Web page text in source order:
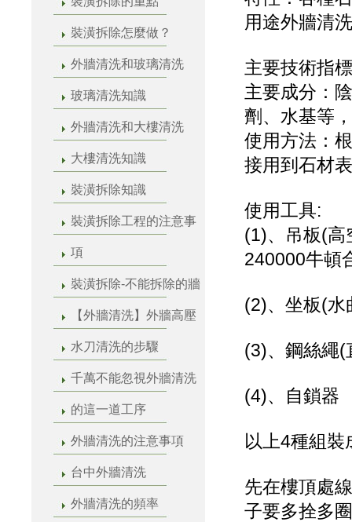
裝潢拆除怎麼做？
外牆清洗和玻璃清洗
玻璃清洗知識
外牆清洗和大樓清洗
大樓清洗知識
裝潢拆除知識
裝潢拆除工程的注意事
項
裝潢拆除-不能拆除的牆
【外牆清洗】外牆高壓
水刀清洗的步驟
千萬不能忽視外牆清洗
的這一道工序
外牆清洗的注意事項
台中外牆清洗
外牆清洗的頻率
用途外牆清
主要技術指
主要成分：
劑、水基等
使用方法：
接用到石材
使用工具:
(1)、吊板(高
240000牛頓
(2)、坐板(水
(3)、鋼絲繩(
(4)、自鎖器
以上4種組
先在樓頂處
子要多拴多